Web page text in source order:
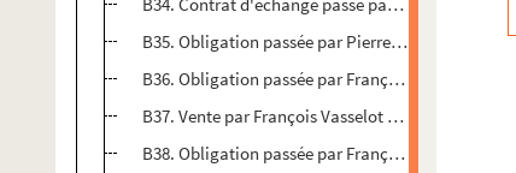
B35. Obligation passée par Pierre Vasselot
B36. Obligation passée par François Vasselot
B37. Vente par François Vasselot de la métairie du
B38. Obligation passée par François Vasselot